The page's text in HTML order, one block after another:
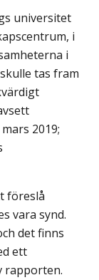
universitet
i
i
tas fram
2019;
föreslå
vara synd.
det finns
ett
rapporten.